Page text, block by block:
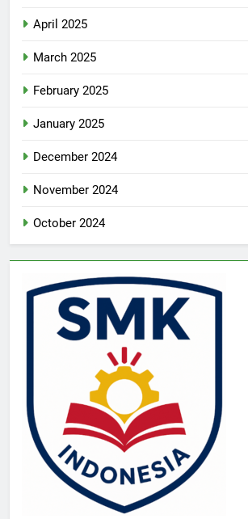
April 2025
March 2025
February 2025
January 2025
December 2024
November 2024
October 2024